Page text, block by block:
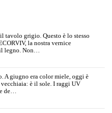
tavolo grigio. Questo è lo stesso
la nostra vernice
il legno. Non…
A giugno era color miele, oggi è
è il sole. I raggi UV
de…